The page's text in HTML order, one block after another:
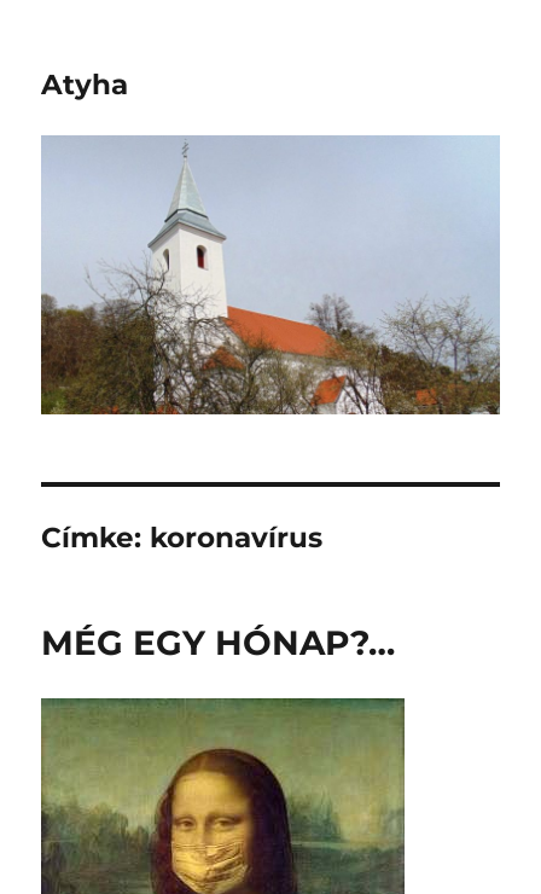
Atyha
Címke: koronavírus
MÉG EGY HÓNAP?…